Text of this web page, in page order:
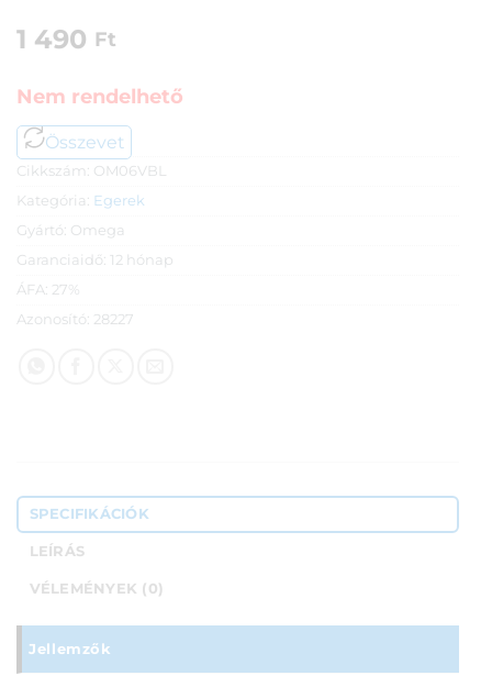
1 490 Ft
Nem rendelhető
Összevet
Cikkszám: OM06VBL
Kategória: Egerek
Gyártó: Omega
Garanciaidő: 12 hónap
ÁFA: 27%
Azonosító: 28227
SPECIFIKÁCIÓK
LEÍRÁS
VÉLEMÉNYEK (0)
Jellemzők